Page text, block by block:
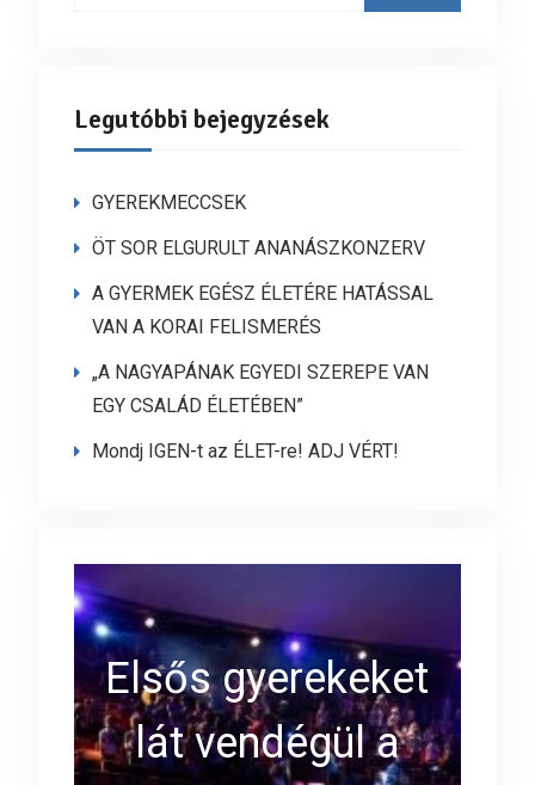
Legutóbbi bejegyzések
GYEREKMECCSEK
ÖT SOR ELGURULT ANANÁSZKONZERV
A GYERMEK EGÉSZ ÉLETÉRE HATÁSSAL
VAN A KORAI FELISMERÉS
„A NAGYAPÁNAK EGYEDI SZEREPE VAN
EGY CSALÁD ÉLETÉBEN”
Mondj IGEN-t az ÉLET-re! ADJ VÉRT!
Elsős gyerekeket
lát vendégül a